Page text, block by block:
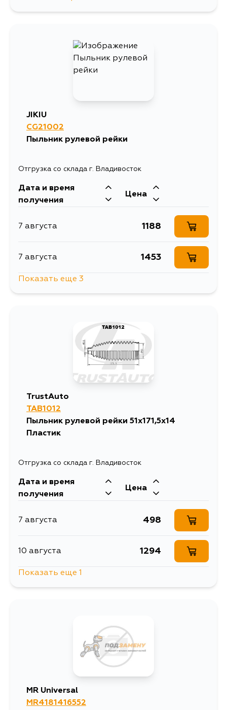
455
JIKIU
CG21002
Пыльник рулевой рейки
Отгрузка со склада г. Владивосток
Дата и время
получения
Цена
7 августа 1188
7 августа 1453
1456
Показать еще 3
TrustAuto
TAB1012
Пыльник рулевой рейки 51х171,5х14
Пластик
Отгрузка со склада г. Владивосток
Дата и время
получения
Цена
7 августа 498
10 августа 1294
Показать еще 1
MR Universal
MR4181416552